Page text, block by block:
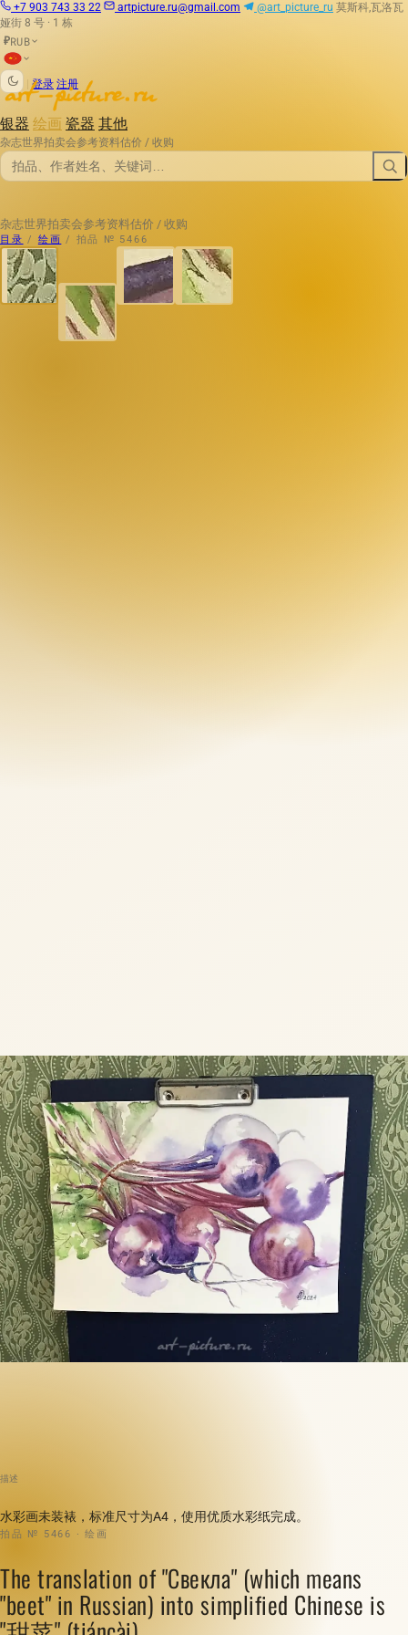
+7 903 743 33 22 artpicture.ru@gmail.com @art_picture_ru 莫斯科,瓦洛瓦
娅街 8 号 · 1 栋
₽RUB
登录 注册
银器 绘画 瓷器 其他
杂志世界拍卖会参考资料估价 / 收购
杂志世界拍卖会参考资料估价 / 收购
目录 / 绘画 / 拍品 № 5466
描述
水彩画未装裱，标准尺寸为A4，使用优质水彩纸完成。
拍品 № 5466 · 绘画
The translation of "Свекла" (which means
"beet" in Russian) into simplified Chinese is